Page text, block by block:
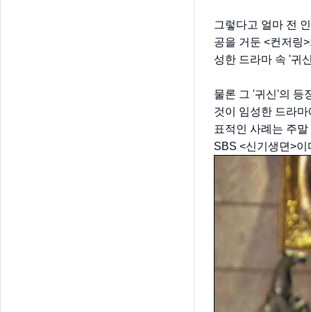
그렇다고 얼마 전
공을 거둔 <컨저링
성한 드라마 속 '귀
물론 그 '귀신'의 등
것이 임성한 드라
표적인 사례는 주
SBS <신기생뎐>이